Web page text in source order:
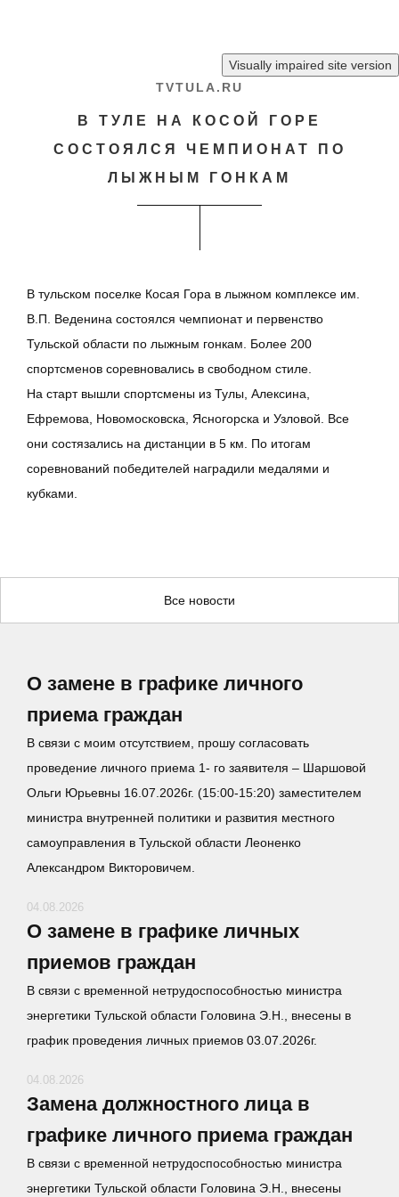
TVTULA.RU
В ТУЛЕ НА КОСОЙ ГОРЕ
СОСТОЯЛСЯ ЧЕМПИОНАТ ПО
ЛЫЖНЫМ ГОНКАМ
В тульском поселке Косая Гора в лыжном комплексе им.
В.П. Веденина состоялся чемпионат и первенство
Тульской области по лыжным гонкам. Более 200
спортсменов соревновались в свободном стиле.
На старт вышли спортсмены из Тулы, Алексина,
Ефремова, Новомосковска, Ясногорска и Узловой. Все
они состязались на дистанции в 5 км. По итогам
соревнований победителей наградили медалями и
кубками.
Все новости
О замене в графике личного
приема граждан
В связи с моим отсутствием, прошу согласовать
проведение личного приема 1- го заявителя – Шаршовой
Ольги Юрьевны 16.07.2026г. (15:00-15:20) заместителем
министра внутренней политики и развития местного
самоуправления в Тульской области Леоненко
Александром Викторовичем.
04.08.2026
О замене в графике личных
приемов граждан
В связи с временной нетрудоспособностью министра
энергетики Тульской области Головина Э.Н., внесены в
график проведения личных приемов 03.07.2026г.
04.08.2026
Замена должностного лица в
графике личного приема граждан
В связи с временной нетрудоспособностью министра
энергетики Тульской области Головина Э.Н., внесены